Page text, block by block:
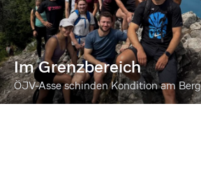
Im Grenzbereich
ÖJV-Asse schinden Kondition am Berg